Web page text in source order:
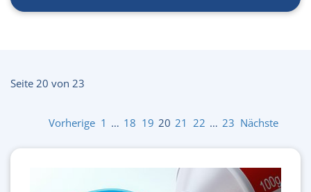
Seite 20 von 23
Vorherige 1 … 18 19 20 21 22 … 23 Nächste